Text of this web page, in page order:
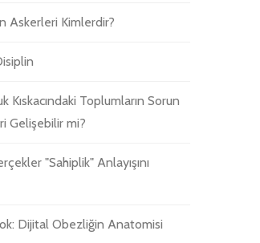
Askerleri Kimlerdir?
Kıskacındaki Toplumların Sorun
Gelişebilir mi?
"Sahiplik" Anlayışını
Dijital Obezliğin Anatomisi